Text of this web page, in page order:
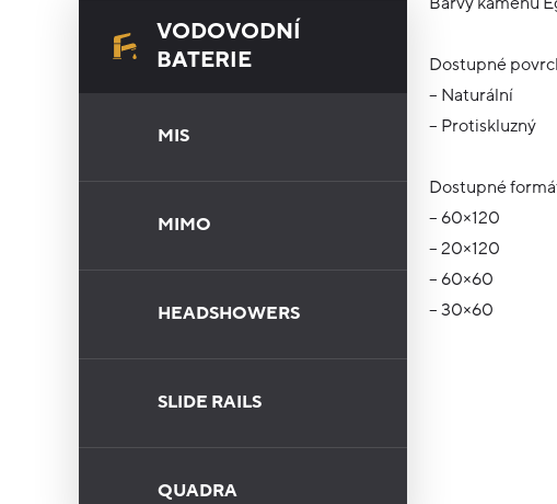
VODOVODNÍ
BATERIE
MIS
MIMO
HEADSHOWERS
SLIDE RAILS
QUADRA
Dostupné
– Naturální
– Protiskluzný
Dostupné
– 60×120
– 20×120
– 60×60
– 30×60